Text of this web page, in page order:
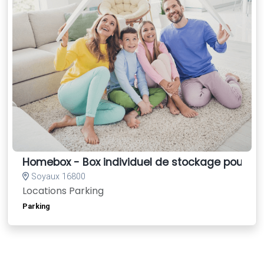
Homebox - Box individuel de stockage pour
Soyaux 16800
Locations Parking
Parking